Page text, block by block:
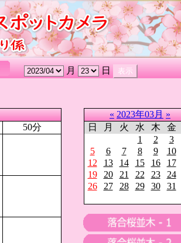
月 日
50分
« 2023年03月 »
日
月 火 水 木 金
1
2 3
5
6 7 8 9 10
12
13 14 15 16 17
19
20 21 22 23 24
26
27 28 29 30 31